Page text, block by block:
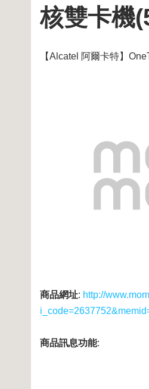
核雙卡機
【Alcatel 阿爾卡特】
商品網址: http://
商品訊息功能: